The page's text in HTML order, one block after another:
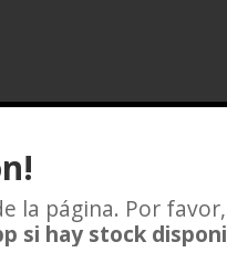
la página. Por favor,
si hay stock